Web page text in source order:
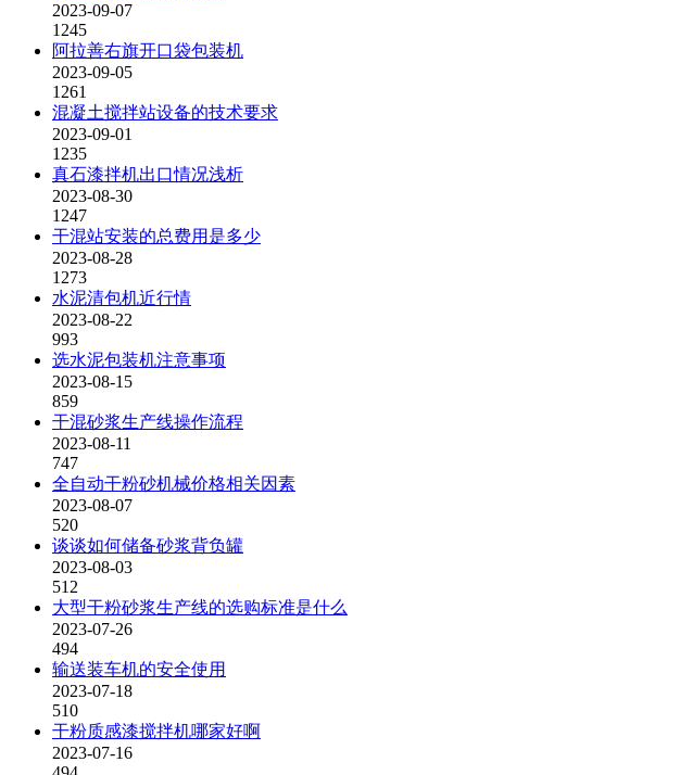
2023-09-07
1245
阿拉善右旗开口袋包装机
2023-09-05
1261
混凝土搅拌站设备的技术要求
2023-09-01
1235
真石漆拌机出口情况浅析
2023-08-30
1247
干混站安装的总费用是多少
2023-08-28
1273
水泥清包机近行情
2023-08-22
993
选水泥包装机注意事项
2023-08-15
859
干混砂浆生产线操作流程
2023-08-11
747
全自动干粉砂机械价格相关因素
2023-08-07
520
谈谈如何储备砂浆背负罐
2023-08-03
512
大型干粉砂浆生产线的选购标准是什么
2023-07-26
494
输送装车机的安全使用
2023-07-18
510
干粉质感漆搅拌机哪家好啊
2023-07-16